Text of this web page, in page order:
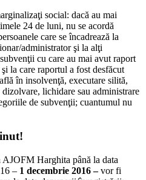
social: dacă au mai
24 de luni, nu se acordă
care se încadrează la
administrator şi la alţi
cu care au mai avut raport
la care raportul a fost desfăcut
în insolvenţă, executare silită,
lichidare sau administrare
de subvenţii; cuantumul nu
AJOFM Harghita până la data
– 1 decembrie 2016 –vor fi